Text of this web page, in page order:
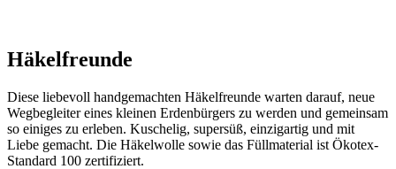
Häkelfreunde
Diese liebevoll handgemachten Häkelfreunde warten darauf, neue
Wegbegleiter eines kleinen Erdenbürgers zu werden und gemeinsam
so einiges zu erleben. Kuschelig, supersüß, einzigartig und mit
Liebe gemacht. Die Häkelwolle sowie das Füllmaterial ist Ökotex-
Standard 100 zertifiziert.